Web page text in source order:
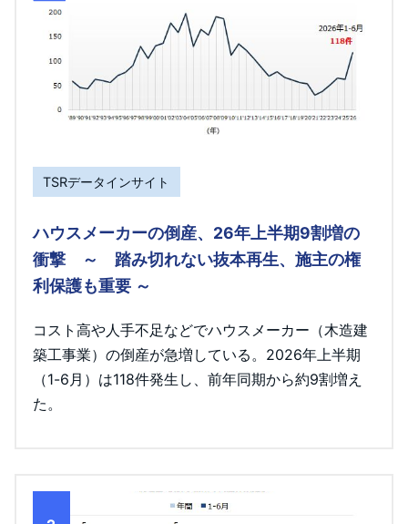
TSRデータインサイト
ハウスメーカーの倒産、26年上半期9割増の
衝撃 ～ 踏み切れない抜本再生、施主の権
利保護も重要 ～
コスト高や人手不足などでハウスメーカー（木造建
築工事業）の倒産が急増している。2026年上半期
（1-6月）は118件発生し、前年同期から約9割増え
た。